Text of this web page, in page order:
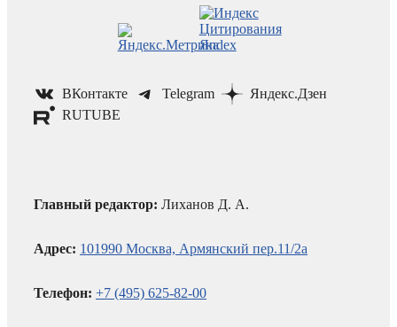
ВКонтакте Telegram
Яндекс.Дзен
RUTUBE
Главный редактор: Лиханов Д. А.
Адрес: 101990 Москва, Армянский пер.11/2а
Телефон: +7 (495) 625-82-00